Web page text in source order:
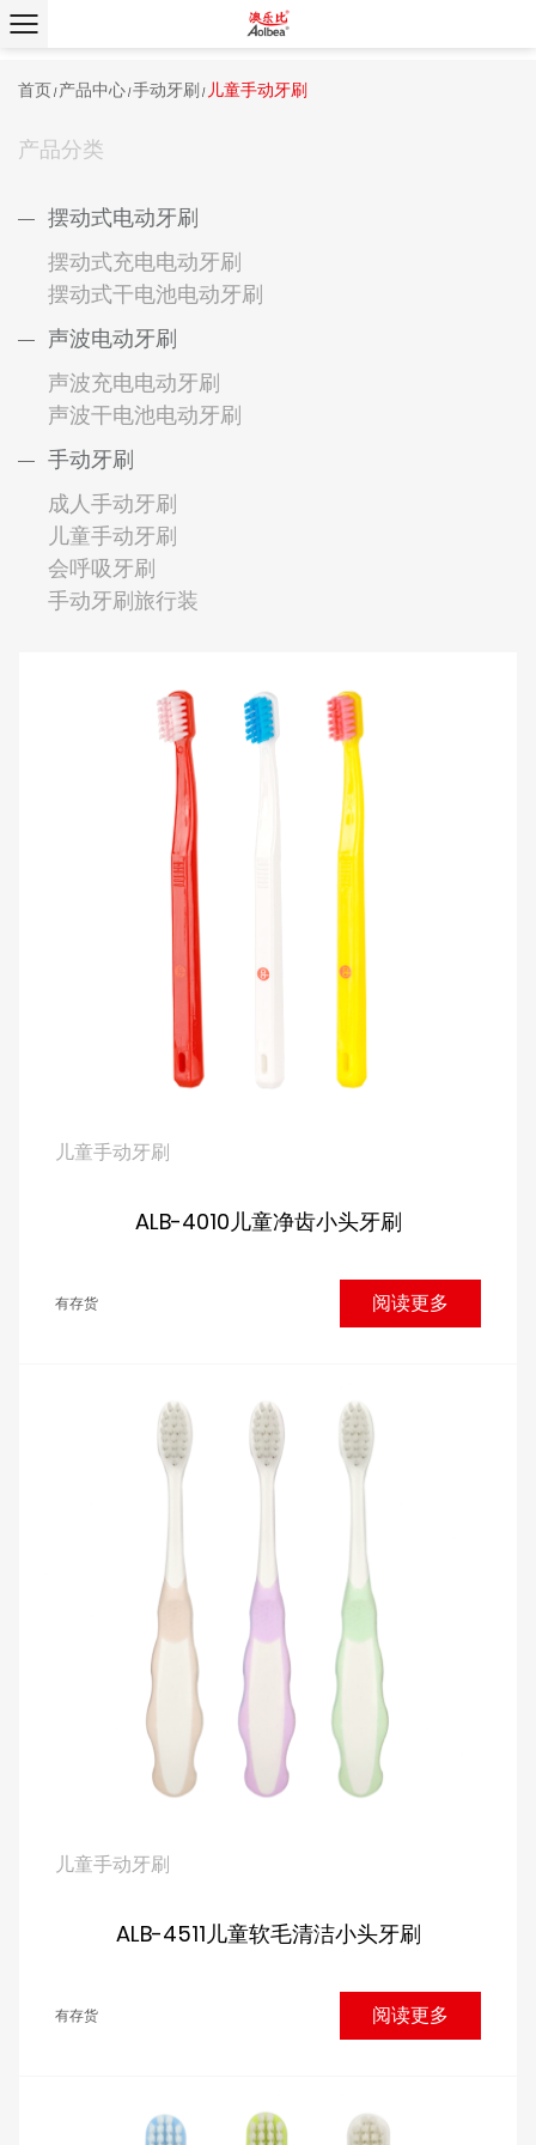
首页 / 产品中心 / 手动牙刷 / 儿童手动牙刷
产品分类
摆动式电动牙刷
摆动式充电电动牙刷
摆动式干电池电动牙刷
声波电动牙刷
声波充电电动牙刷
声波干电池电动牙刷
手动牙刷
成人手动牙刷
儿童手动牙刷
会呼吸牙刷
手动牙刷旅行装
儿童手动牙刷
ALB-4010儿童净齿小头牙刷
有存货 阅读更多
儿童手动牙刷
ALB-4511儿童软毛清洁小头牙刷
有存货 阅读更多